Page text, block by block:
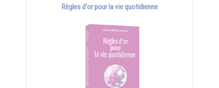
Règles d'or pour la vie quotidienne